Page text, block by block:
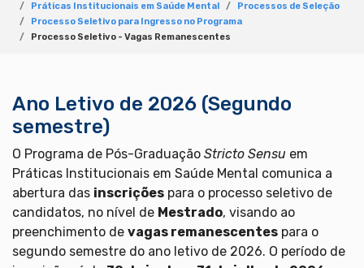
Práticas Institucionais em Saúde Mental
Processos de Seleção
Processo Seletivo para Ingresso no Programa
Processo Seletivo - Vagas Remanescentes
Ano Letivo de 2026 (Segundo
semestre)
O Programa de Pós-Graduação Stricto Sensu em
Práticas Institucionais em Saúde Mental comunica a
abertura das inscrições para o processo seletivo de
candidatos, no nível de Mestrado, visando ao
preenchimento de vagas remanescentes para o
segundo semestre do ano letivo de 2026. O período de